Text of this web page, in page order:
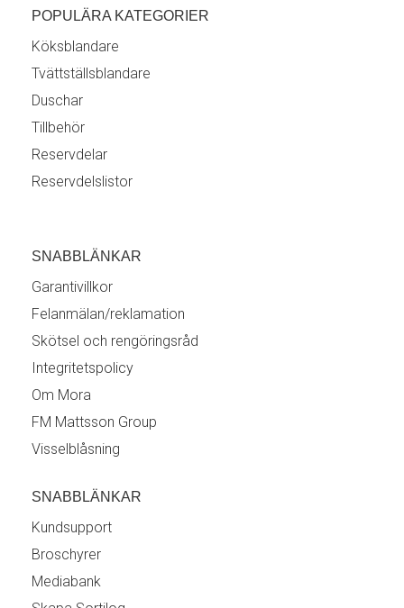
POPULÄRA KATEGORIER
Köksblandare
Tvättställsblandare
Duschar
Tillbehör
Reservdelar
Reservdelslistor
SNABBLÄNKAR
Garantivillkor
Felanmälan/reklamation
Skötsel och rengöringsråd
Integritetspolicy
Om Mora
FM Mattsson Group
Visselblåsning
SNABBLÄNKAR
Kundsupport
Broschyrer
Mediabank